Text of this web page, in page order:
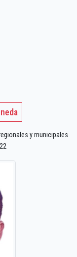
y municipales